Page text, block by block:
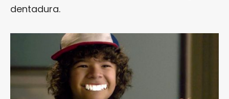
dentadura.